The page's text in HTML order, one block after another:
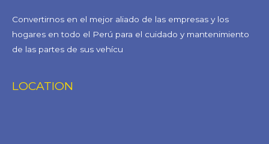
Convertirnos en el mejor aliado de las empresas y los
hogares en todo el Perú para el cuidado y mantenimiento
de las partes de sus vehícu
LOCATION